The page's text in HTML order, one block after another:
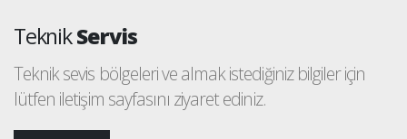
TeknikServis
Teknik sevis bölgeleri ve almak istediğiniz bilgiler için
lütfen iletişim sayfasını ziyaret ediniz.